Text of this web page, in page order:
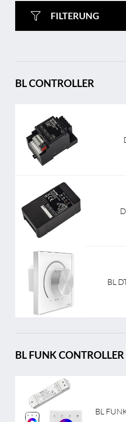
FILTERUNG
BL CONTROLLER
BL
BL FUNK CONTROLLER
BL